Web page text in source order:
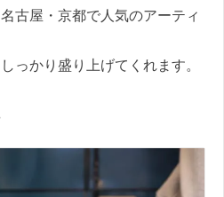
古屋・京都で人気のアーティ
っかり盛り上げてくれます。